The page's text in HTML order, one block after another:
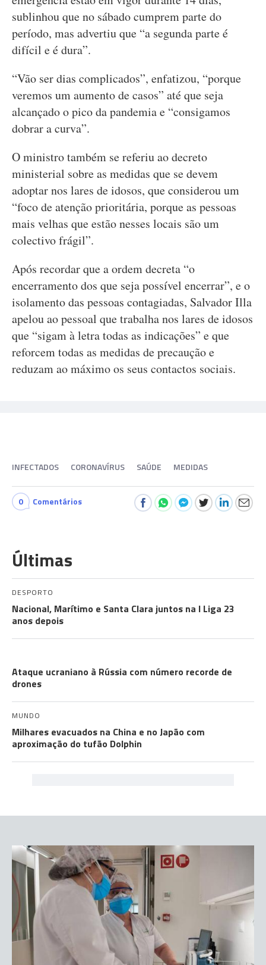
sublinhou que no sábado cumprem parte do
período, mas advertiu que “a segunda parte é
difícil e é dura”.
“Vão ser dias complicados”, enfatizou, “porque
veremos um aumento de casos” até que seja
alcançado o pico da pandemia e “consigamos
dobrar a curva”.
O ministro também se referiu ao decreto
ministerial sobre as medidas que se devem
adoptar nos lares de idosos, que considerou um
“foco de atenção prioritária, porque as pessoas
mais velhas que estão nesses locais são um
colectivo frágil”.
Após recordar que a ordem decreta “o
encerramento dos que seja possível encerrar”, e o
isolamento das pessoas contagiadas, Salvador Illa
apelou ao pessoal que trabalha nos lares de idosos
que “sigam à letra todas as indicações” e que
reforcem todas as medidas de precaução e
reduzam ao máximo os seus contactos sociais.
INFECTADOS CORONAVÍRUS SAÚDE MEDIDAS
0 Comentários
Últimas
DESPORTO
Nacional, Marítimo e Santa Clara juntos na I Liga 23
anos depois
Ataque ucraniano à Rússia com número recorde de
drones
MUNDO
Milhares evacuados na China e no Japão com
aproximação do tufão Dolphin